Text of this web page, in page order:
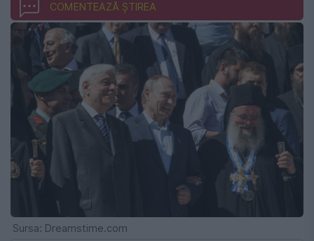
COMENTEAZĂ ȘTIREA
Sursa: Dreamstime.com